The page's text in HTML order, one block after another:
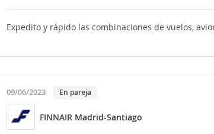
Expedito y rápido las combinaciones de vuelos,
09/06/2023 En pareja
FINNAIR Madrid-Santiago